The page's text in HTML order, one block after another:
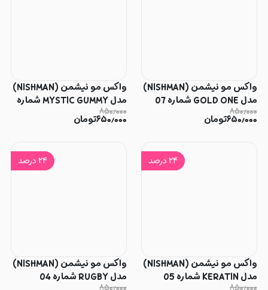
واکس مو نیشمن (NISHMAN)
مدل GOLD ONE شماره 07
۸۵۰٫۰۰۰
۶۵۰٫۰۰۰تومان
واکس مو نیشمن (NISHMAN)
مدل MYSTIC GUMMY شماره
06
۸۵۰٫۰۰۰
۶۵۰٫۰۰۰تومان
۲۴ درصد
واکس مو نیشمن (NISHMAN)
مدل KERATIN شماره 05
۲۴ درصد
واکس مو نیشمن (NISHMAN)
مدل RUGBY شماره 04